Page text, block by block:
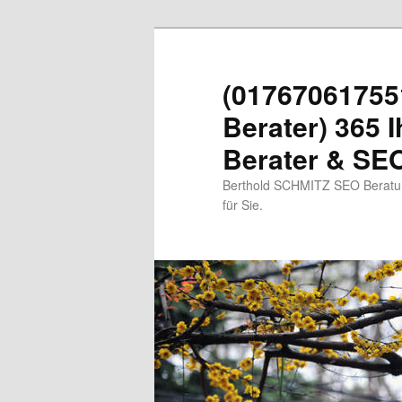
Berater) 365
Berater &
Berthold SCHMITZ SEO
für Sie.